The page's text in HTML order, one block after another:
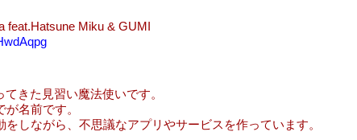
feat.Hatsune Miku & GUMI
きた見習い魔法使いです。
名前です。
しながら、不思議なアプリやサービスを作っています。